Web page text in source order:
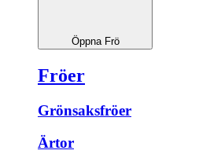
Öppna Frö
Fröer
Grönsaksfröer
Ärtor